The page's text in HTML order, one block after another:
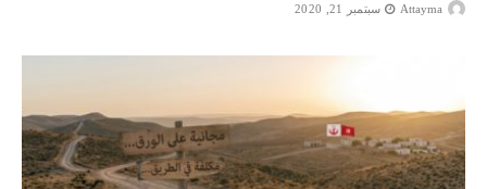
Attayma سبتمبر 21, 2020